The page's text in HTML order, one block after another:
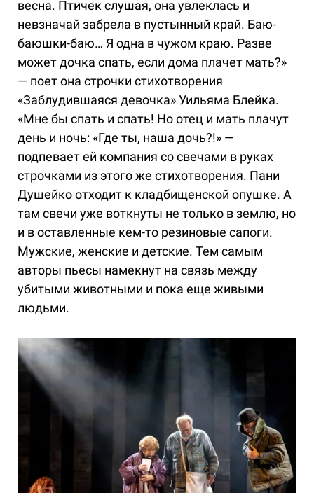
весна. Птичек слушая, она увлеклась и
невзначай забрела в пустынный край. Баю-
баюшки-баю… Я одна в чужом краю. Разве
может дочка спать, если дома плачет мать?»
— поет она строчки стихотворения
«Заблудившаяся девочка» Уильяма Блейка.
«Мне бы спать и спать! Но отец и мать плачут
день и ночь: «Где ты, наша дочь?!» —
подпевает ей компания со свечами в руках
строчками из этого же стихотворения. Пани
Душейко отходит к кладбищенской опушке. А
там свечи уже воткнуты не только в землю, но
и в оставленные кем-то резиновые сапоги.
Мужские, женские и детские. Тем самым
авторы пьесы намекнут на связь между
убитыми животными и пока еще живыми
людьми.